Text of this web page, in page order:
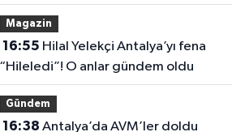
Magazin
16:55
“Hileledi”! O anlar gündem oldu
Gündem
16:38